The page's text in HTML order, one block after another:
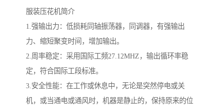
服装压花机简介
1.强输出力：低损耗同轴振荡器，同调器，有强输出
力、缩短聚变时间，增加输出。
2.周率稳定：采用国际工频27.12MHZ，输出循环率稳
定，符合国际工段标准。
3.安全性能：在工作或休息中，无论是突然停电或关
机，或当通电或通风时，机器是静止的，保持原来的位